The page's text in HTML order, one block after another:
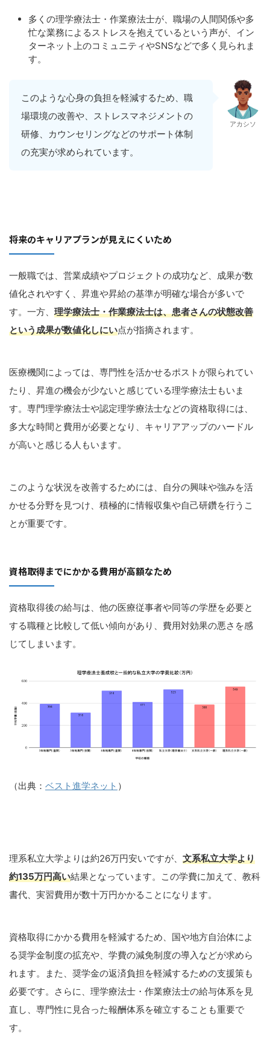
多くの理学療法士・作業療法士が、職場の人間関係や多
忙な業務によるストレスを抱えているという声が、イン
ターネット上のコミュニティやSNSなどで多く見られま
す。
このような心身の負担を軽減するため、職
場環境の改善や、ストレスマネジメントの
研修、カウンセリングなどのサポート体制
の充実が求められています。
アカシソ
将来のキャリアプランが見えにくいため
一般職では、営業成績やプロジェクトの成功など、成果が数
値化されやすく、昇進や昇給の基準が明確な場合が多いで
す。一方、 理学療法士・作業療法士は、患者さんの状態改善
という成果が数値化しにい点が指摘されます。
医療機関によっては、専門性を活かせるポストが限られてい
たり、昇進の機会が少ないと感じている理学療法士もいま
す。専門理学療法士や認定理学療法士などの資格取得には、
多大な時間と費用が必要となり、キャリアアップのハードル
が高いと感じる人もいます。
このような状況を改善するためには、自分の興味や強みを活
かせる分野を見つけ、積極的に情報収集や自己研鑽を行うこ
とが重要です。
資格取得までにかかる費用が高額なため
資格取得後の給与は、他の医療従事者や同等の学歴を必要と
する職種と比較して低い傾向があり、費用対効果の悪さを感
じてしまいます。
（出典： ベスト進学ネット ）
理系私立大学よりは約26万円安いですが、 文系私立大学より
約135万円高い結果となっています。この学費に加えて、教科
書代、実習費用が数十万円かかることになります。
資格取得にかかる費用を軽減するため、国や地方自治体によ
る奨学金制度の拡充や、学費の減免制度の導入などが求めら
れます。また、奨学金の返済負担を軽減するための支援策も
必要です。さらに、理学療法士・作業療法士の給与体系を見
直し、専門性に見合った報酬体系を確立することも重要で
す。